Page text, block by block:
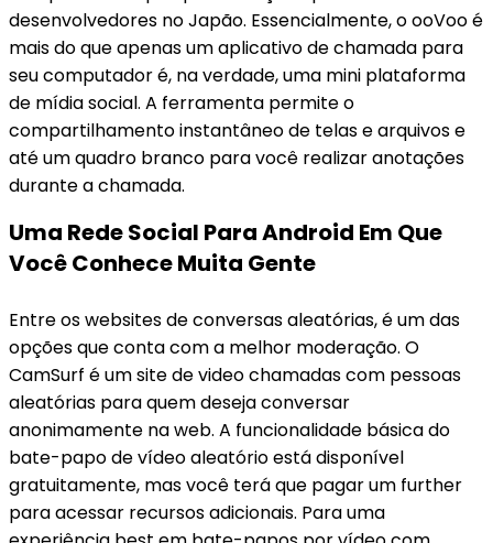
desenvolvedores no Japão. Essencialmente, o ooVoo é
mais do que apenas um aplicativo de chamada para
seu computador é, na verdade, uma mini plataforma
de mídia social. A ferramenta permite o
compartilhamento instantâneo de telas e arquivos e
até um quadro branco para você realizar anotações
durante a chamada.
Uma Rede Social Para Android Em Que
Você Conhece Muita Gente
Entre os websites de conversas aleatórias, é um das
opções que conta com a melhor moderação. O
CamSurf é um site de video chamadas com pessoas
aleatórias para quem deseja conversar
anonimamente na web. A funcionalidade básica do
bate-papo de vídeo aleatório está disponível
gratuitamente, mas você terá que pagar um further
para acessar recursos adicionais. Para uma